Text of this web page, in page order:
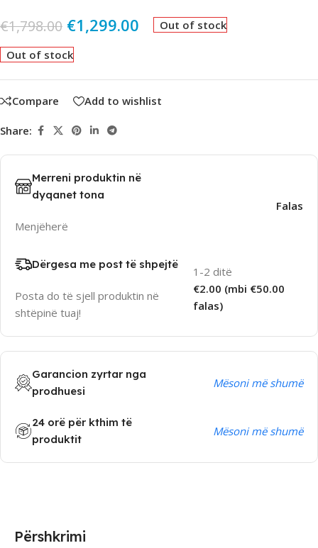
€1,798.00 €1,299.00 Out of stock
Out of stock
Compare Add to wishlist
Share:
Merreni produktin në
dyqanet tona
Menjëherë
Falas
Dërgesa me post të shpejtë
Posta do të sjell produktin në
shtëpinë tuaj!
1-2 ditë
€2.00 (mbi €50.00
falas)
Garancion zyrtar nga
prodhuesi
Mësoni më shumë
24 orë për kthim të
produktit
Mësoni më shumë
Përshkrimi